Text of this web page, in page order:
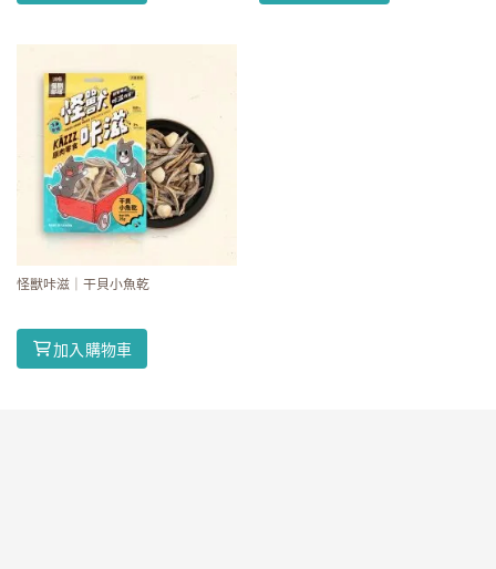
怪獸咔滋｜干貝小魚乾
加入購物車